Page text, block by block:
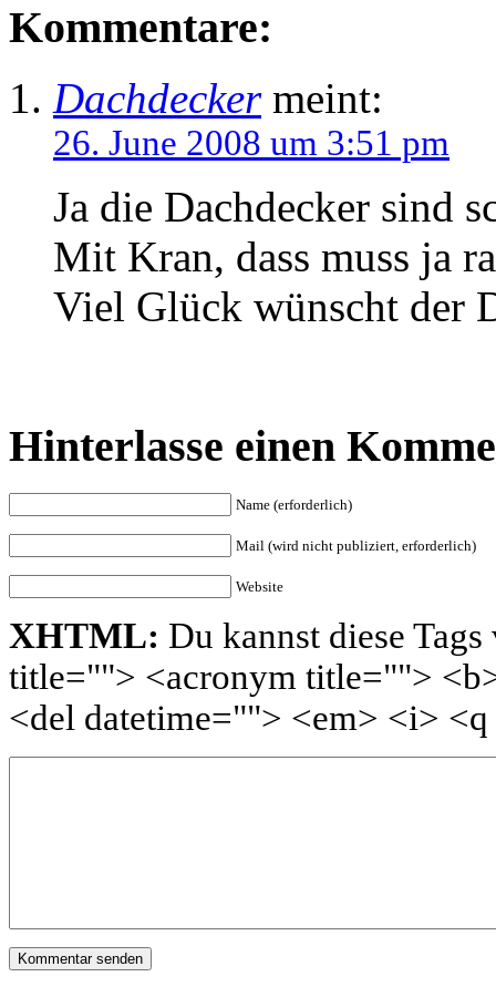
Kommentare:
Dachdecker meint:
26. June 2008 um 3:51 pm
Ja die Dachdecker sind
Mit Kran, dass muss ja
Viel Glück wünscht der
Hinterlasse einen
Name (erforderlich)
Mail (wird nicht publiziert, erforderlich)
Website
XHTML: Du kannst diese
title=""> <acronym title="">
<del datetime=""> <em> <i>